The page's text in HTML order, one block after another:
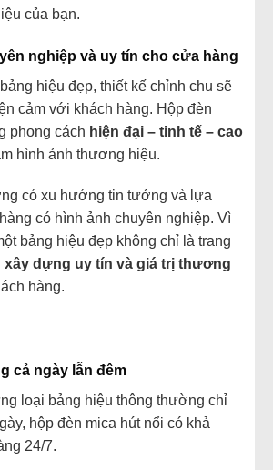
của bạn.
nghiệp và uy tín cho cửa hàng
bảng hiệu đẹp, thiết kế chỉnh chu sẽ
cảm với khách hàng. Hộp đèn
phong cách hiện đại – tinh tế – cao
hình ảnh thương hiệu.
có xu hướng tin tưởng và lựa
hàng có hình ảnh chuyên nghiệp. Vì
bảng hiệu đẹp không chỉ là trang
xây dựng uy tín và giá trị thương
hàng.
cả ngày lẫn đêm
loại bảng hiệu thông thường chỉ
hộp đèn mica hút nổi có khả
24/7.